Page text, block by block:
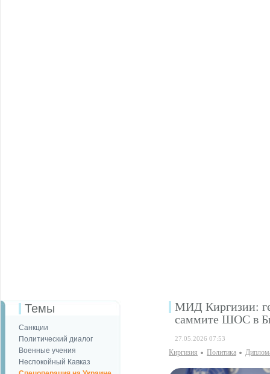
Темы
Санкции
Политический диалог
Военные учения
Неспокойный Кавказ
МИД Киргизии:
саммите ШОС в
27.05.2026 07:53
Киргизия Политика